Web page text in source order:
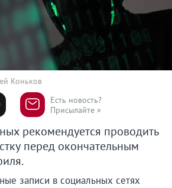
Коньков
Есть новость?
Присылайте »
рекомендуется проводить
перед окончательным
записи в социальных сетях